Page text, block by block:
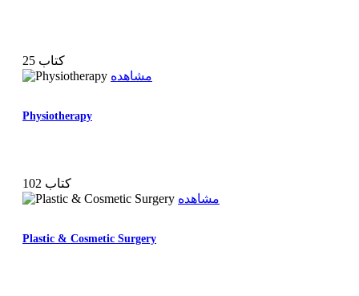
25 کتاب
مشاهده
Physiotherapy
102 کتاب
مشاهده
Plastic & Cosmetic Surgery